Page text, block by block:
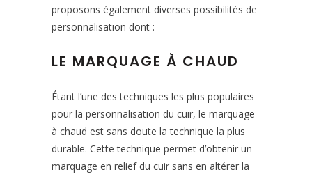
proposons également diverses possibilités de
personnalisation dont :
LE MARQUAGE À CHAUD
Étant l’une des techniques les plus populaires
pour la personnalisation du cuir, le marquage
à chaud est sans doute la technique la plus
durable. Cette technique permet d’obtenir un
marquage en relief du cuir sans en altérer la